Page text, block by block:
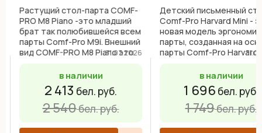
Растущий стол-парта COMF-
PRO M8 Piano -это младший
брат так полюбившейся всем
парты Comf-Pro M9i. Внешний
вид COMF-PRO М8 Piano это
Comf-Pro M9i , всего120см, а
не 140см, заявленных ранее.
Отличие заключается не
только в ...
31.07.2026
в наличии
2 413 бел. руб.
2 540бел. руб.
Детский письменный
Comf-Pro Harvard Mini -
новая модель
парты, созданная на
парты Comf-Pro Harvard
столешницы. Comf-Pro
Harvard Mini подойдет
малогабаритных
небольших помещений,
в наличии
1 696 бел. руб.
1 749бел. руб.